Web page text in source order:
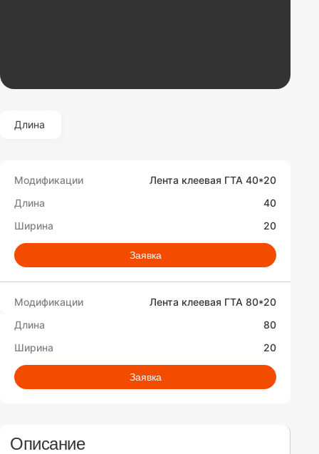
Длина
Лента клеевая ГТА 40*20
40
20
Заявка
Лента клеевая ГТА 80*20
80
20
Заявка
Описание